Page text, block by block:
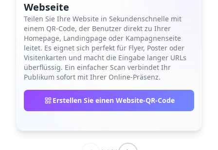
Webseite
Teilen Sie Ihre Website in Sekundenschnelle mit
einem QR-Code, der Benutzer direkt zu Ihrer
Homepage, Landingpage oder Kampagnenseite
leitet. Es eignet sich perfekt für Flyer, Poster oder
Visitenkarten und macht die Eingabe langer URLs
überflüssig. Ein einfacher Scan verbindet Ihr
Publikum sofort mit Ihrer Online-Präsenz.
Erstellen Sie einen Website-QR-Code